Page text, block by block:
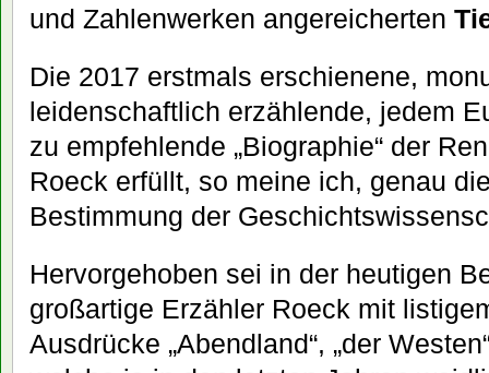
und Zahlenwerken angereicherten
Die 2017 erstmals erschienene,
leidenschaftlich erzählende, jedem
zu empfehlende „Biographie“ der
Roeck erfüllt, so meine ich, genau
Bestimmung der
Hervorgehoben sei in der heutigen
großartige Erzähler Roeck mit
Ausdrücke „Abendland“, „der